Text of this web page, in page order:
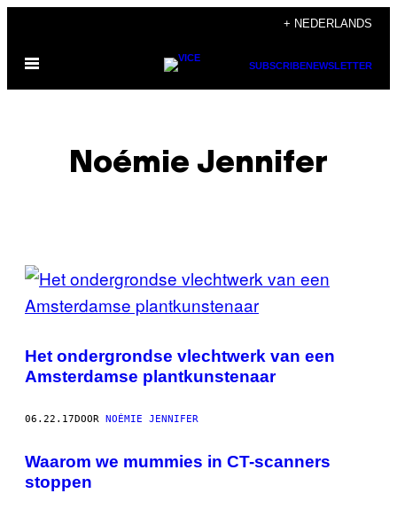
de
+ NEDERLANDS
Open
SUBSCRIBENEWSLETTER
Noémie Jennifer
POSTS
BY
THIS
AUTHOR
Het ondergrondse vlechtwerk van een
Amsterdamse plantkunstenaar
06.22.17DOOR NOÉMIE JENNIFER
Waarom we mummies in CT-scanners
stoppen